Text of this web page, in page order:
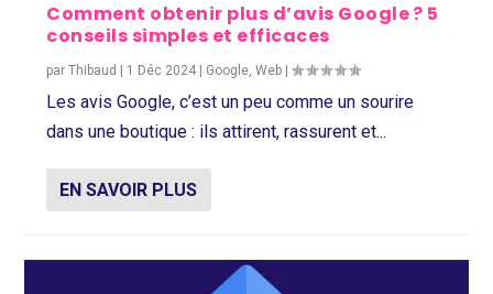
Comment obtenir plus d’avis Google ? 5
conseils simples et efficaces
parThibaud 1 Déc 2024 Google,Web |
Les avis Google, c’est un peu comme un sourire
dans une boutique : ils attirent, rassurent et...
EN SAVOIR PLUS